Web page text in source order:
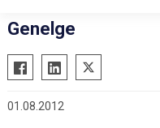
Genelge
01.08.2012